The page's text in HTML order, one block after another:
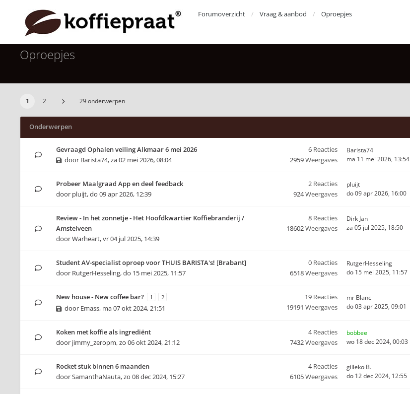
Forumoverzicht Vraag & aanbod Oproepjes
Oproepjes
1 2 29 onderwerpen
Onderwerpen
Gevraagd Ophalen veiling Alkmaar 6 mei 2026
door Barista74,za 02 mei 2026, 08:04
6 Reacties
2959Weergaves
Barista74
ma 11 mei 2026, 13:54
Probeer Maalgraad App en deel feedback
door pluijt,do 09 apr 2026, 12:39
2 Reacties
924Weergaves
pluijt
do 09 apr 2026, 16:00
Review - In het zonnetje - Het Hoofdkwartier Koffiebranderij /
Amstelveen
doorWarheart,vr 04 jul 2025, 14:39
8 Reacties
18602Weergaves
Dirk Jan
za 05 jul 2025, 18:50
Student AV-specialist oproep voor THUIS BARISTA's! [Brabant]
door RutgerHesseling,do 15 mei 2025, 11:57
0 Reacties
6518Weergaves
RutgerHesseling
do 15 mei 2025, 11:57
New house - New coffee bar? 1 2
door Emass, ma 07 okt 2024, 21:51
19 Reacties
19191 Weergaves
mr Blanc
do 03 apr 2025, 09:01
Koken met koffie als ingrediënt
door jimmy_zeropm,zo 06 okt 2024, 21:12
4Reacties
7432Weergaves
bobbee
wo 18 dec 2024, 00:03
Rocket stuk binnen 6 maanden
doorSamanthaNauta,zo 08 dec 2024, 15:27
4Reacties
6105Weergaves
gilleko B.
do 12 dec 2024, 12:55